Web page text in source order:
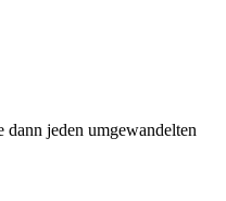
jeden umgewandelten